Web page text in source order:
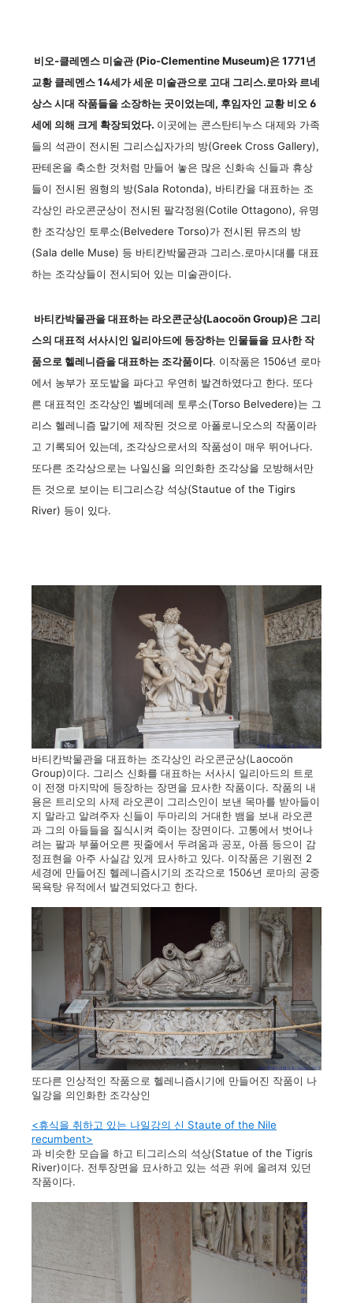
비오-클레멘스 미술관 (Pio-Clementine Museum)은 1771년
교황 클레멘스 14세가 세운 미술관으로 고대 그리스.로마와 르네
상스 시대 작품들을 소장하는 곳이었는데, 후임자인 교황 비오 6
세에 의해 크게 확장되었다. 이곳에는 콘스탄티누스 대제와 가족
들의 석관이 전시된 그리스십자가의 방(Greek Cross Gallery),
판테온을 축소한 것처럼 만들어 놓은 많은 신화속 신들과 휴상
들이 전시된 원형의 방(Sala Rotonda), 바티칸을 대표하는 조
각상인 라오콘군상이 전시된 팔각정원(Cotile Ottagono), 유명
한 조각상인 토루소(Belvedere Torso)가 전시된 뮤즈의 방
(Sala delle Muse) 등 바티칸박물관과 그리스.로마시대를 대표
하는 조각상들이 전시되어 있는 미술관이다.
바티칸박물관을 대표하는 라오콘군상(Laocoön Group)은 그리
스의 대표적 서사시인 일리아드에 등장하는 인물들을 묘사한 작
품으로 헬레니즘을 대표하는 조각품이다. 이작품은 1506년 로마
에서 농부가 포도밭을 파다고 우연히 발견하였다고 한다. 또다
른 대표적인 조각상인 벨베데레 토루소(Torso Belvedere)는 그
리스 헬레니즘 말기에 제작된 것으로 아폴로니오스의 작품이라
고 기록되어 있는데, 조각상으로서의 작품성이 매우 뛰어나다.
또다른 조각상으로는 나일신을 의인화한 조각상을 모방해서만
든 것으로 보이는 티그리스강 석상(Stautue of the Tigirs
River) 등이 있다.
바티칸박물관을 대표하는 조각상인 라오콘군상(Laocoön
Group)이다. 그리스 신화를 대표하는 서사시 일리아드의 트로
이 전쟁 마지막에 등장하는 장면을 묘사한 작품이다. 작품의 내
용은 트리오의 사제 라오콘이 그리스인이 보낸 목마를 받아들이
지 말라고 알려주자 신들이 두마리의 거대한 뱀을 보내 라오콘
과 그의 아들들을 질식시켜 죽이는 장면이다. 고통에서 벗어나
려는 팔과 부풀어오른 핏줄에서 두려움과 공포, 아픔 등으이 감
정표현을 아주 사실감 있게 묘사하고 있다. 이작품은 기원전 2
세경에 만들어진 헬레니즘시기의 조각으로 1506년 로마의 공중
목욕탕 유적에서 발견되었다고 한다.
또다른 인상적인 작품으로 헬레니즘시기에 만들어진 작품이 나
일강을 의인화한 조각상인
<휴식을 취하고 있는 나일강의 신 Staute of the Nile
recumbent>
과 비슷한 모습을 하고 티그리스의 석상(Statue of the Tigris
River)이다. 전투장면을 묘사하고 있는 석관 위에 올려져 있던
작품이다.